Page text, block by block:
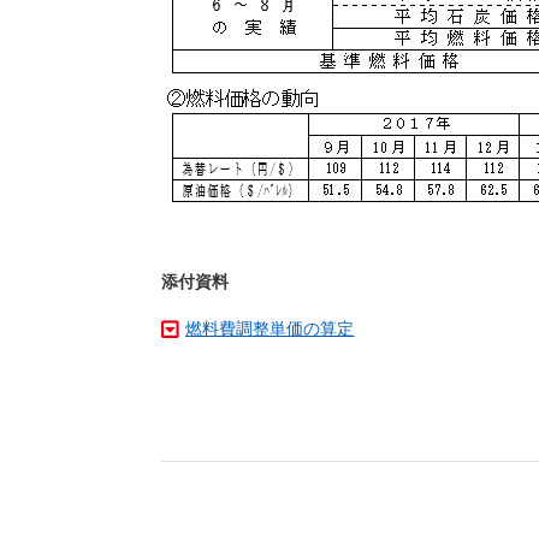
添付資料
燃料費調整単価の算定